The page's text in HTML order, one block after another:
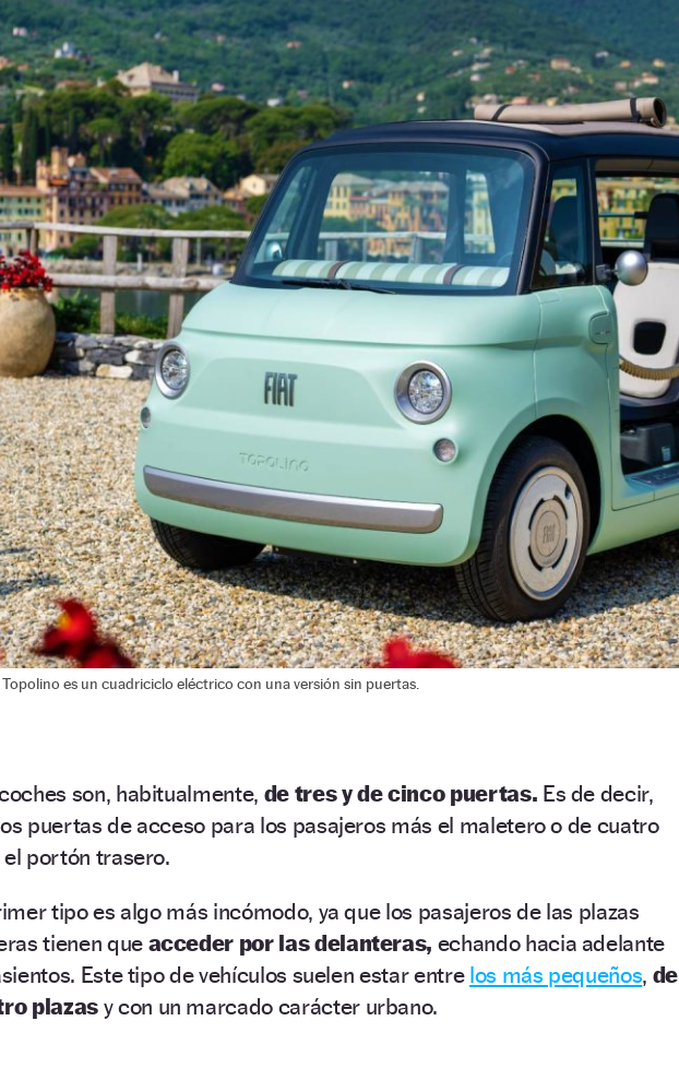
Topolino es un cuadriciclo eléctrico con una versión sin puertas.
son, habitualmente, de tres y de cinco puertas. Es de decir,
puertas de acceso para los pasajeros más el maletero o de cuatro
el portón trasero.
tipo es algo más incómodo, ya que los pasajeros de las plazas
tienen queacceder por las delanteras, echando hacia adelante
Este tipo de vehículos suelen estar entre los más pequeños, de
plazasy con un marcado carácter urbano.